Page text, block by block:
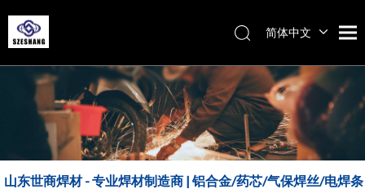
简体中文
Italiano
English
山东世商焊材 - 专业焊材制造商 | 铝合金/药芯/气保焊丝/电焊条